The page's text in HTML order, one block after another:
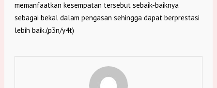
memanfaatkan kesempatan tersebut sebaik-baiknya
sebagai bekal dalam pengasan sehingga dapat berprestasi
lebih baik.(p3n/y4t)